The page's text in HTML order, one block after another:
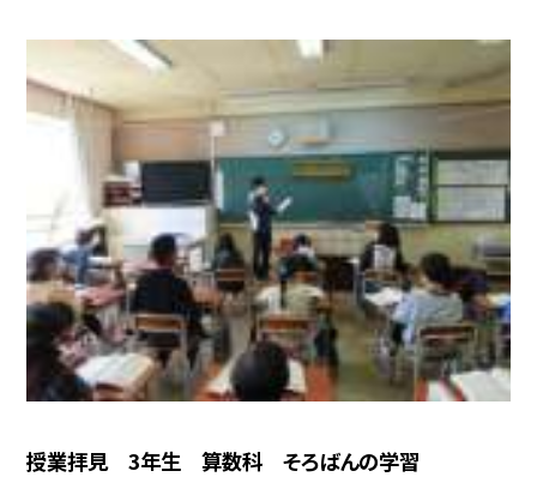
授業拝見 3年生 算数科 そろばんの学習